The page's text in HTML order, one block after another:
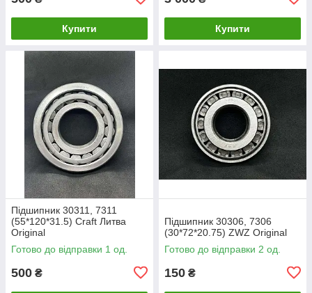
Купити Купити
Підшипник 30311, 7311
(55*120*31.5) Craft Литва
Original
Готово до відправки 1 од.
500 ₴
Підшипник 30306, 7306
(30*72*20.75) ZWZ Original
Готово до відправки 2 од.
150 ₴